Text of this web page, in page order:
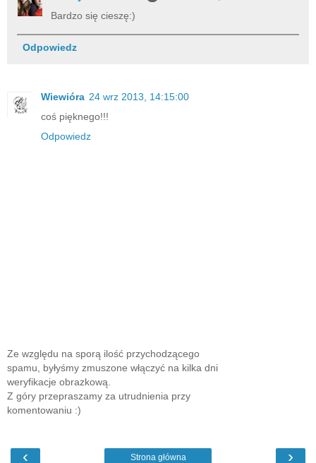
Bardzo się cieszę:)
Odpowiedz
Wiewióra 24 wrz 2013, 14:15:00
coś pięknego!!!
Odpowiedz
Ze względu na sporą ilość przychodzącego
spamu, byłyśmy zmuszone włączyć na kilka dni
weryfikacje obrazkową.
Z góry przepraszamy za utrudnienia przy
komentowaniu :)
‹ ›
Strona główna